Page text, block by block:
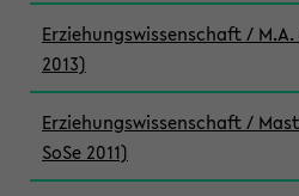
Erziehungswissenschaft /
2013)
Erziehungswissenschaft /
SoSe 2011)